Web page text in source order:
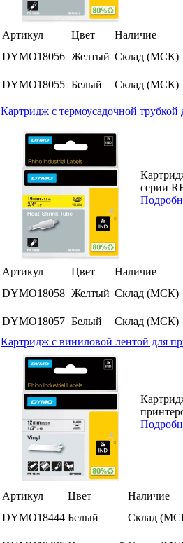
Артикул Цвет
Наличие
DYMO18056 Желтый Склад (МСК)
DYMO18055 Белый Склад (МСК)
Картридж с термоусадочной
серии
Артикул Цвет
Наличие
DYMO18058 Желтый Склад (МСК)
DYMO18057 Белый
Склад (МСК)
Картридж c виниловой лентой для
Артикул Цвет
Наличие
DYMO18444 Белый Склад